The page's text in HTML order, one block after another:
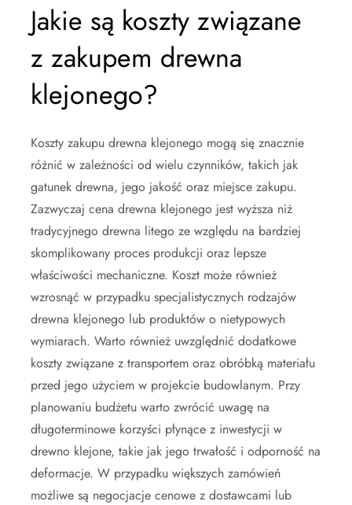
Jakie są koszty związane
z zakupem drewna
klejonego?
Koszty zakupu drewna klejonego mogą się znacznie
różnić w zależności od wielu czynników, takich jak
gatunek drewna, jego jakość oraz miejsce zakupu.
Zazwyczaj cena drewna klejonego jest wyższa niż
tradycyjnego drewna litego ze względu na bardziej
skomplikowany proces produkcji oraz lepsze
właściwości mechaniczne. Koszt może również
wzrosnąć w przypadku specjalistycznych rodzajów
drewna klejonego lub produktów o nietypowych
wymiarach. Warto również uwzględnić dodatkowe
koszty związane z transportem oraz obróbką materiału
przed jego użyciem w projekcie budowlanym. Przy
planowaniu budżetu warto zwrócić uwagę na
długoterminowe korzyści płynące z inwestycji w
drewno klejone, takie jak jego trwałość i odporność na
deformacje. W przypadku większych zamówień
możliwe są negocjacje cenowe z dostawcami lub